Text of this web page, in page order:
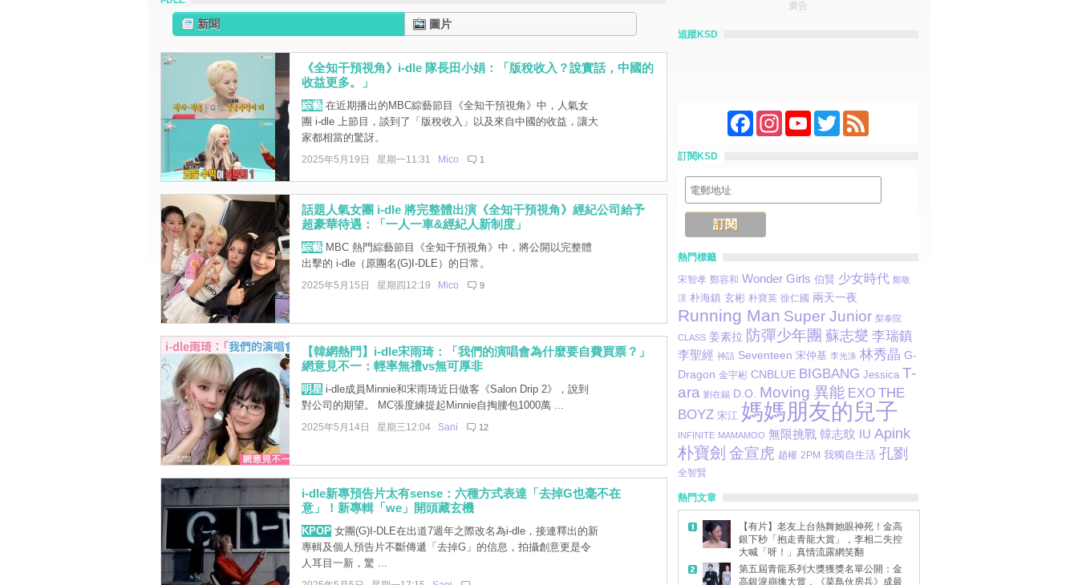
新聞 圖片
《全知干預視角》i-dle 隊長田小娟：「版稅收入？說實話，中國的
收益更多。」
綜藝在近期播出的MBC綜藝節目《全知干預視角》中，人氣女
團 i-dle 上節目，談到了「版稅收入」以及來自中國的收益，讓大
家都相當的驚訝。
2025年5月19日 星期一11:31 Mico 1
話題人氣女團 i-dle 將完整體出演《全知干預視角》經紀公司給予
超豪華待遇：「一人一車&經紀人新制度」
綜藝MBC 熱門綜藝節目《全知干預視角》中，將公開以完整體
出擊的 i-dle（原團名(G)I-DLE）的日常。
2025年5月15日 星期四12:19 Mico 9
【韓網熱門】i-dle宋雨琦：「我們的演唱會為什麼要自費買票？」
網意見不一：輕率無禮vs無可厚非
明星i-dle成員Minnie和宋雨琦近日做客《Salon Drip 2》，說到
對公司的期望。 MC張度練提起Minnie自掏腰包1000萬 ...
2025年5月14日 星期三12:04 Sani 12
i-dle新專預告片太有sense：六種方式表達「去掉G也毫不在
意」！新專輯「we」開頭藏玄機
KPOP女團(G)I-DLE在出道7週年之際改名為i-dle，接連釋出的新
專輯及個人預告片不斷傳遞「去掉G」的信息，拍攝創意更是令
人耳目一新，驚 ...
廣告
追蹤KSD
FacebookInstagramYouTubeTwitterFeed
訂閱KSD
熱門標籤
宋智孝 鄭容和 Wonder Girls 伯賢 少女時代 鄭敬
淏 朴海鎮 玄彬 朴寶英 徐仁國 兩天一夜
Running Man Super Junior 梨泰院
CLASS 姜素拉 防彈少年團 蘇志燮 李瑞鎮
李聖經 神話 Seventeen 宋仲基 李光洙 林秀晶 G-
Dragon 金宇彬 CNBLUE BIGBANG Jessica T-
ara 劉在錫 D.O. Moving 異能 EXO THE
BOYZ 宋江 媽媽朋友的兒子
INFINITE MAMAMOO 無限挑戰 韓志旼 IU Apink
朴寶劍 金宣虎 趙權 2PM 我獨自生活 孔劉
全智賢
熱門文章
【有片】老友上台熱舞她眼神死！金高
銀下秒「抱走青龍大賞」，李相二失控
大喊「呀！」真情流露網笑翻
第五屆青龍系列大獎獲獎名單公開：金
高銀淚崩擒大賞，《菜鳥伙房兵》成最